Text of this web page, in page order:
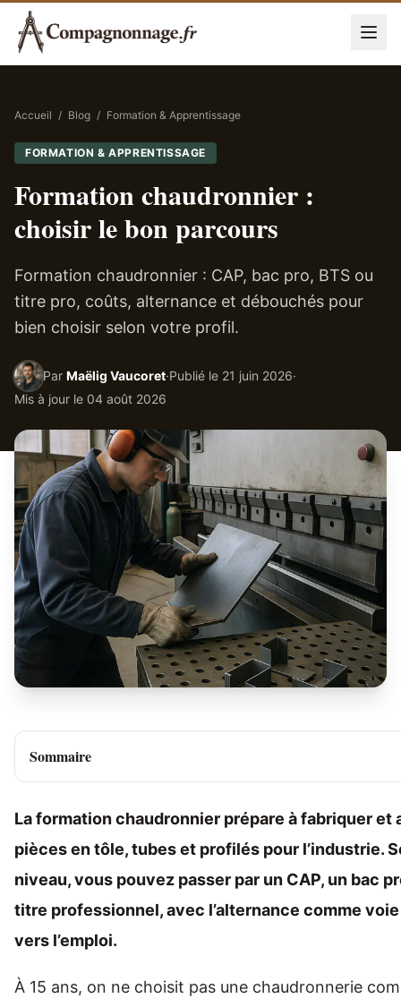
Accueil / Blog / Formation & Apprentissage
FORMATION & APPRENTISSAGE
Formation chaudronnier :
choisir le bon parcours
Formation chaudronnier : CAP, bac pro, BTS ou
titre pro, coûts, alternance et débouchés pour
bien choisir selon votre profil.
Par Maëlig Vaucoret·Publié le 21 juin 2026·
Mis à jour le 04 août 2026
Sommaire
La formation chaudronnier prépare à fabriquer et
pièces en tôle, tubes et profilés pour l’industrie.
niveau, vous pouvez passer par un CAP, un bac
titre professionnel, avec l’alternance comme
vers l’emploi.
À 15 ans, on ne choisit pas une chaudronnerie